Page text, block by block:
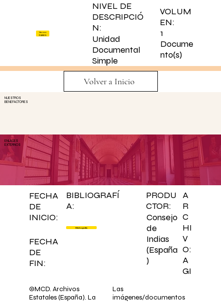
NIVEL DE
DESCRIPCIÓ
N:
Unidad
Documental
Simple
Ver en
PARES
VOLUM
EN:
1
Docume
nto(s)
FECHA
DE
FIN:
FECHA
DE
INICIO:
©MCD. Archivos
Estatales (España). La
BIBLIOGRAFÍ
A:
Bibliografía
PRODU
CTOR:
Consejo
de
Indias
(España
)
Las
imágenes/documentos
A
R
C
HI
V
O:
A
GI
Volver a Inicio
NUESTROS
BENEFACTORES
ENLACES
EXTERNOS